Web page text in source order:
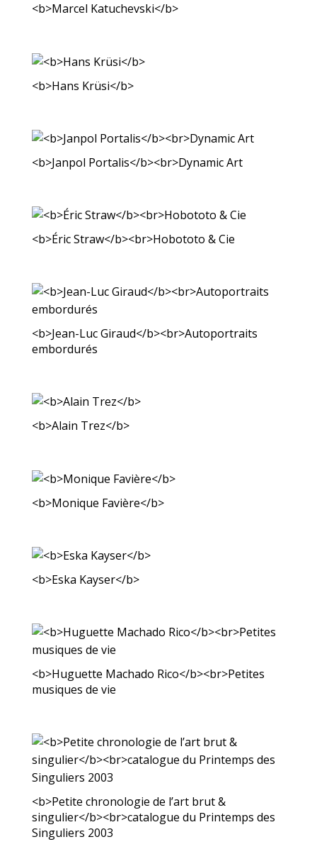
<b>Marcel Katuchevski</b>
<b>Hans Krüsi</b>
<b>Janpol Portalis</b><br>Dynamic Art
<b>Éric Straw</b><br>Hobototo & Cie
<b>Jean-Luc Giraud</b><br>Autoportraits
embordurés
<b>Alain Trez</b>
<b>Monique Favière</b>
<b>Eska Kayser</b>
<b>Huguette Machado Rico</b><br>Petites
musiques de vie
<b>Petite chronologie de l’art brut &
singulier</b><br>catalogue du Printemps des
Singuliers 2003